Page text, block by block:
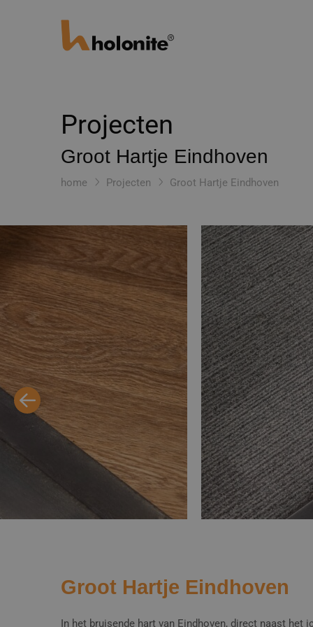
Projecten
Groot Hartje Eindhoven
home Projecten Groot Hartje Eindhoven
Groot Hartje Eindhoven
In het bruisende hart van Eindhoven, direct naast